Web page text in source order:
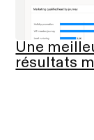
Une
résultats